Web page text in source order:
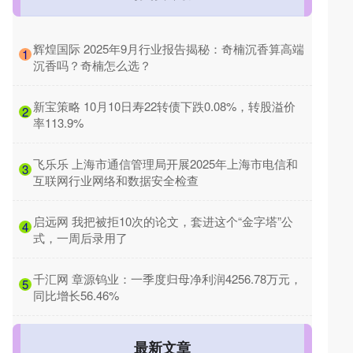
1 ​辉煌国际 2025年9月行业报告揭秘：奇楠沉香算高端
沉香吗？奇楠怎么选？
2 ​新宝策略 10月10日寿22转债下跌0.08%，转股溢价
率113.9%
3 ​飞乐乐 上海市通信管理局开展2025年上海市电信和
互联网行业网络和数据安全检查
4 ​启远网 我把被拒10次的论文，套进这个“金字塔”公
式，一周后录用了
5 ​千汇网 章源钨业：一季度归母净利润4256.78万元，
同比增长56.46%
最新文章